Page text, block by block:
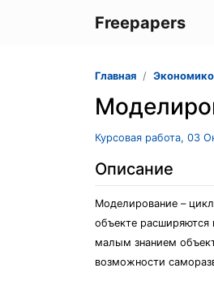
Freepapers
Главная
Курсовая работа, 03
Описание
Моделирование –
объекте расширяются
малым знанием
возможности